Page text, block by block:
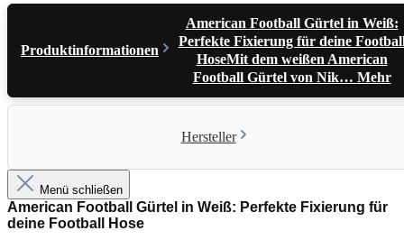
Produktinformationen
American Football Gürtel in Weiß:
Perfekte Fixierung für deine
HoseMit dem weißen American
Football Gürtel von Nik… Mehr
Hersteller
Menü schließen
American Football Gürtel in Weiß: Perfekte Fixierung für
deine Football Hose